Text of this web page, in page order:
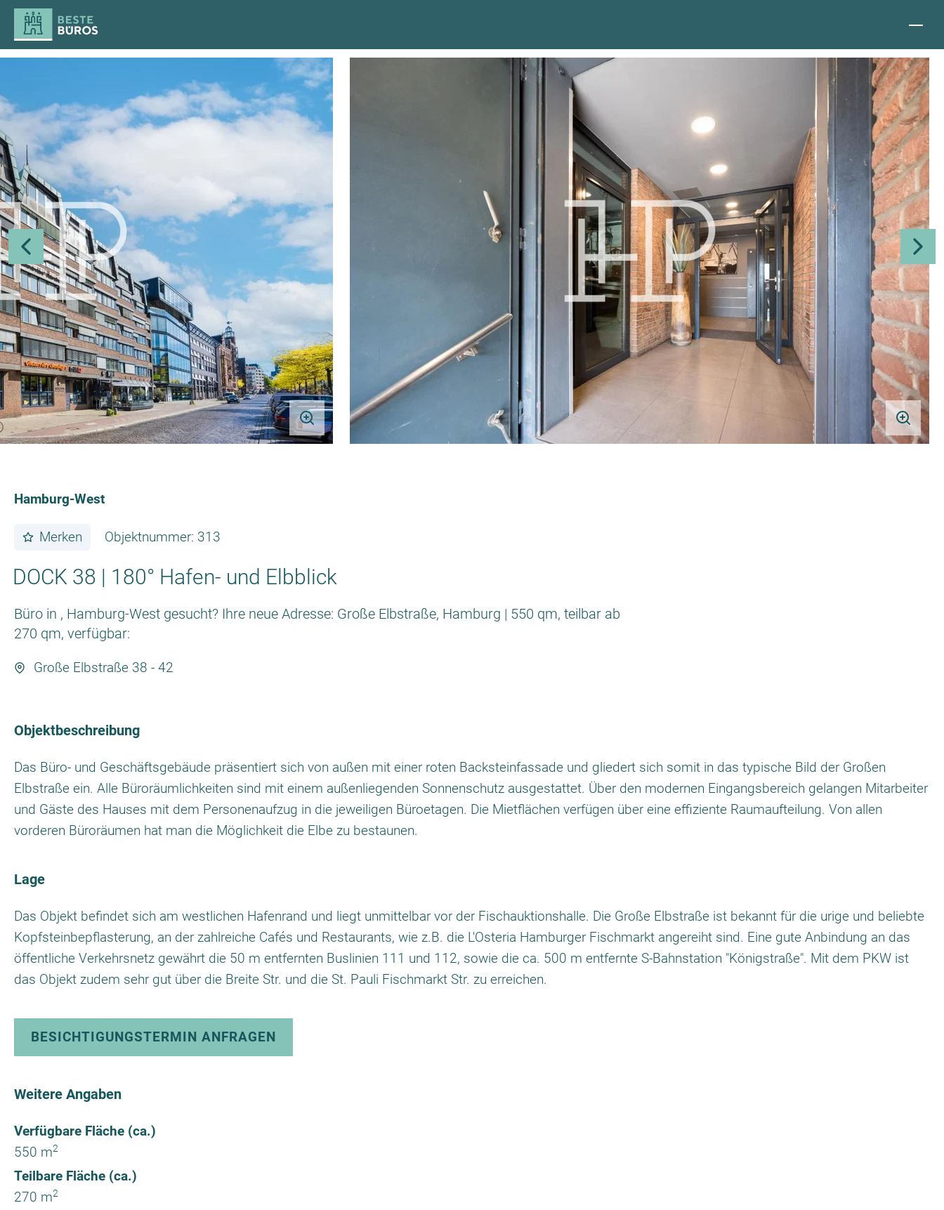
Hamburg-West
Merken Objektnummer: 313
DOCK 38 | 180° Hafen- und Elbblick
Büro in , Hamburg-West gesucht? Ihre neue Adresse: Große Elbstraße, Hamburg | 550 qm, teilbar ab
270 qm, verfügbar:
Große Elbstraße 38 - 42
Objektbeschreibung
Das Büro- und Geschäftsgebäude präsentiert sich von außen mit einer roten Backsteinfassade und gliedert sich somit in das typische Bild der Großen
Elbstraße ein. Alle Büroräumlichkeiten sind mit einem außenliegenden Sonnenschutz ausgestattet. Über den modernen Eingangsbereich gelangen Mitarbeiter
und Gäste des Hauses mit dem Personenaufzug in die jeweiligen Büroetagen. Die Mietflächen verfügen über eine effiziente Raumaufteilung. Von allen
vorderen Büroräumen hat man die Möglichkeit die Elbe zu bestaunen.
Lage
Das Objekt befindet sich am westlichen Hafenrand und liegt unmittelbar vor der Fischauktionshalle. Die Große Elbstraße ist bekannt für die urige und beliebte
Kopfsteinbepflasterung, an der zahlreiche Cafés und Restaurants, wie z.B. die L'Osteria Hamburger Fischmarkt angereiht sind. Eine gute Anbindung an das
öffentliche Verkehrsnetz gewährt die 50 m entfernten Buslinien 111 und 112, sowie die ca. 500 m entfernte S-Bahnstation "Königstraße". Mit dem PKW ist
das Objekt zudem sehr gut über die Breite Str. und die St. Pauli Fischmarkt Str. zu erreichen.
BESICHTIGUNGSTERMIN ANFRAGEN
Weitere Angaben
Verfügbare Fläche (ca.)
550 m2
Teilbare Fläche (ca.)
270 m2